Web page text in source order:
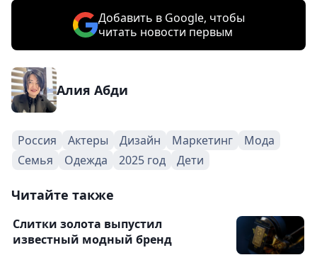
Добавить в Google, чтобы
читать новости первым
Алия Абди
Россия Актеры Дизайн Маркетинг
Мода
Семья
Одежда 2025 год Дети
Читайте также
Слитки золота выпустил
известный модный бренд